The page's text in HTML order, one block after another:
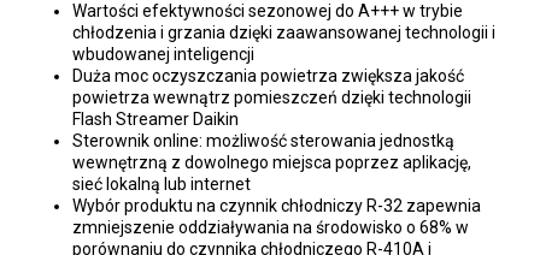
Wartości efektywności sezonowej do A+++ w trybie
chłodzenia i grzania dzięki zaawansowanej technologii i
wbudowanej inteligencji
Duża moc oczyszczania powietrza zwiększa jakość
powietrza wewnątrz pomieszczeń dzięki technologii
Flash Streamer Daikin
Sterownik online: możliwość sterowania jednostką
wewnętrzną z dowolnego miejsca poprzez aplikację,
sieć lokalną lub internet
Wybór produktu na czynnik chłodniczy R-32 zapewnia
zmniejszenie oddziaływania na środowisko o 68% w
porównaniu do czynnika chłodniczego R-410A i